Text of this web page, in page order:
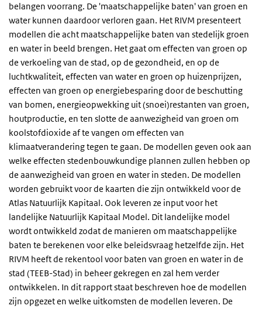
belangen voorrang. De 'maatschappelijke baten' van groen en
water kunnen daardoor verloren gaan. Het RIVM presenteert
modellen die acht maatschappelijke baten van stedelijk groen
en water in beeld brengen. Het gaat om effecten van groen op
de verkoeling van de stad, op de gezondheid, en op de
luchtkwaliteit, effecten van water en groen op huizenprijzen,
effecten van groen op energiebesparing door de beschutting
van bomen, energieopwekking uit (snoei)restanten van groen,
houtproductie, en ten slotte de aanwezigheid van groen om
koolstofdioxide af te vangen om effecten van
klimaatverandering tegen te gaan. De modellen geven ook aan
welke effecten stedenbouwkundige plannen zullen hebben op
de aanwezigheid van groen en water in steden. De modellen
worden gebruikt voor de kaarten die zijn ontwikkeld voor de
Atlas Natuurlijk Kapitaal. Ook leveren ze input voor het
landelijke Natuurlijk Kapitaal Model. Dit landelijke model
wordt ontwikkeld zodat de manieren om maatschappelijke
baten te berekenen voor elke beleidsvraag hetzelfde zijn. Het
RIVM heeft de rekentool voor baten van groen en water in de
stad (TEEB-Stad) in beheer gekregen en zal hem verder
ontwikkelen. In dit rapport staat beschreven hoe de modellen
zijn opgezet en welke uitkomsten de modellen leveren. De